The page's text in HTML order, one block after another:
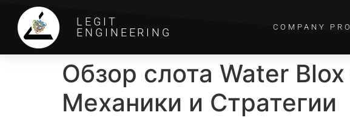
LEGIT
ENGINEERING
COMPANY
Обзор слота Water
Механики и Стратегии